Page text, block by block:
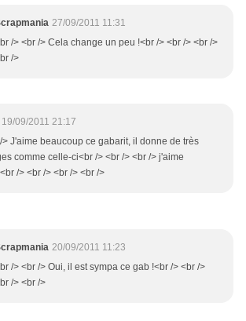
27/09/2011 11:31
/> <br /> Cela change un peu !<br /> <br /> <br />
/>
19/09/2011 21:17
> J'aime beaucoup ce gabarit, il donne de très
comme celle-ci<br /> <br /> <br /> j'aime
/> <br /> <br /> <br />
20/09/2011 11:23
/> <br /> Oui, il est sympa ce gab !<br /> <br />
/> <br />